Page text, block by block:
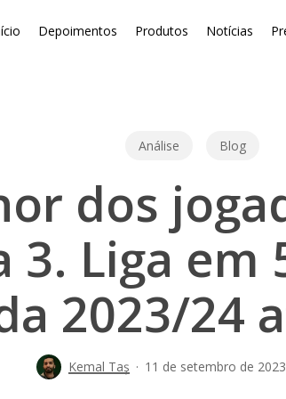
Depoimentos Produtos Notícias
Análise Blog
dos
3. Liga em
2023/24
Kemal Taş 11 de setembro de 2023